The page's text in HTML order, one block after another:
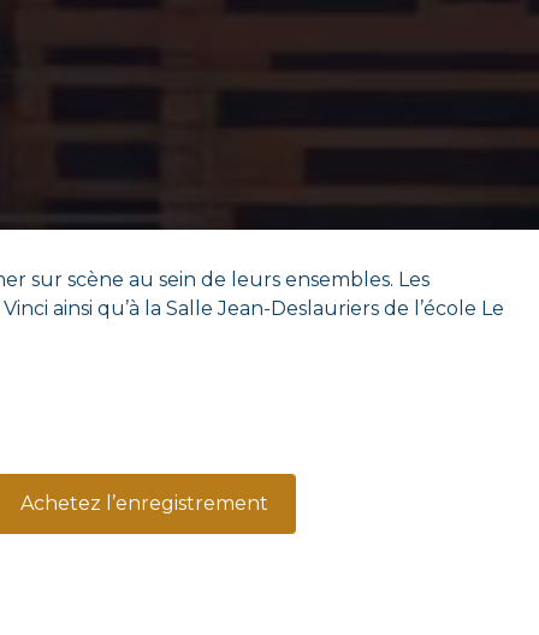
sur scène au sein de leurs ensembles. Les
ainsi qu’à la Salle Jean-Deslauriers de l’école Le
Achetez l’enregistrement